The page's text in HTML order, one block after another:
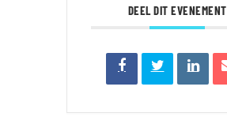
DEEL DIT EVENEMENT